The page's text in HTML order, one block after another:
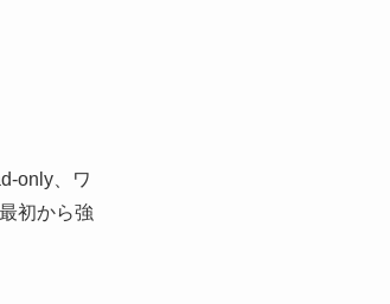
only、ワ
初から強